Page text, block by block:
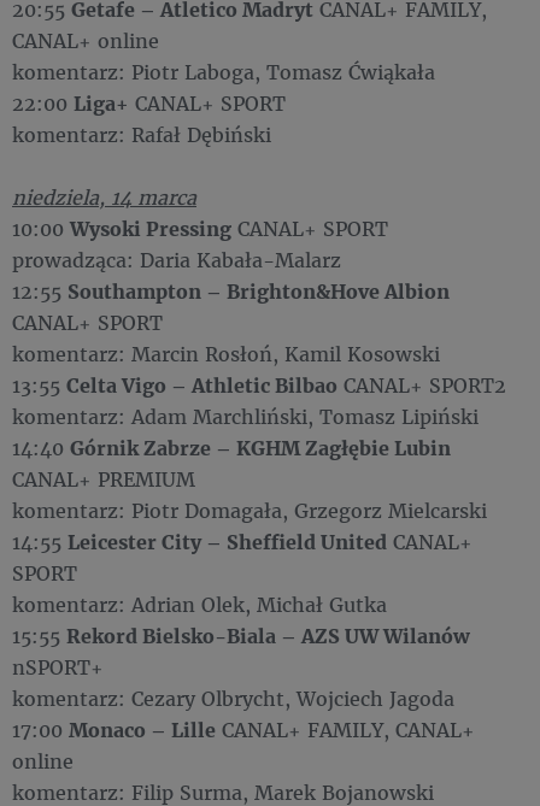
20:55 Getafe – Atletico Madryt CANAL+ FAMILY,
CANAL+ online
komentarz: Piotr Laboga, Tomasz Ćwiąkała
22:00 Liga+ CANAL+ SPORT
komentarz: Rafał Dębiński
niedziela, 14 marca
10:00Wysoki Pressing CANAL+ SPORT
prowadząca: Daria Kabała-Malarz
12:55 Southampton – Brighton&Hove Albion
CANAL+ SPORT
komentarz: Marcin Rosłoń, Kamil Kosowski
13:55 Celta Vigo – Athletic Bilbao CANAL+ SPORT2
komentarz: Adam Marchliński, Tomasz Lipiński
14:40 Górnik Zabrze – KGHM Zagłębie Lubin
CANAL+ PREMIUM
komentarz: Piotr Domagała, Grzegorz Mielcarski
14:55 Leicester City – Sheffield United CANAL+
SPORT
komentarz: Adrian Olek, Michał Gutka
15:55 Rekord Bielsko-Biala – AZS UW Wilanów
nSPORT+
komentarz: Cezary Olbrycht, Wojciech Jagoda
17:00 Monaco – Lille CANAL+ FAMILY, CANAL+
online
komentarz: Filip Surma, Marek Bojanowski